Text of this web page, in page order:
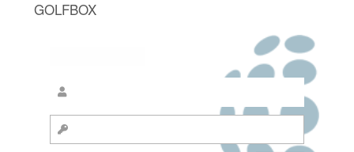
GOLFBOX